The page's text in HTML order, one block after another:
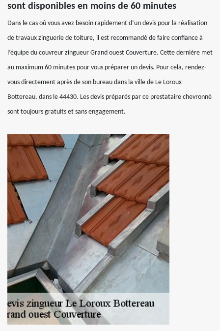
sont disponibles en moins de 60 minutes
Dans le cas où vous avez besoin rapidement d’un devis pour la réalisation
de travaux zinguerie de toiture, il est recommandé de faire confiance à
l’équipe du couvreur zingueur Grand ouest Couverture. Cette dernière met
au maximum 60 minutes pour vous préparer un devis. Pour cela, rendez-
vous directement après de son bureau dans la ville de Le Loroux
Bottereau, dans le 44430. Les devis préparés par ce prestataire chevronné
sont toujours gratuits et sans engagement.